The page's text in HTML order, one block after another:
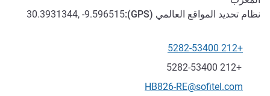
نظام تحديد المواقع العالمي (GPS
):
30.3931344, -9.596515
الهاتف
+212 5282-53400
فاكس
+212 5282-53400
تواصل معنا عبر البريد الإلكتروني
HB826-RE@sofitel.com